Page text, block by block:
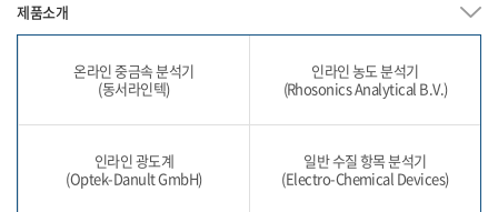
제품소개
온라인 중금속 분석기
(동서라인텍)
인라인 농도 분석기
(Rhosonics Analytical B.V.)
인라인 광도계
(Optek-Danult GmbH)
일반 수질 항목 분석기
(Electro-Chemical Devices)